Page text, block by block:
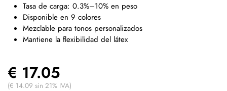
Tasa de carga: 0.3%–10% en peso
Disponible en 9 colores
Mezclable para tonos personalizados
Mantiene la flexibilidad del látex
€ 17.05
(€ 14.09 sin 21% IVA)